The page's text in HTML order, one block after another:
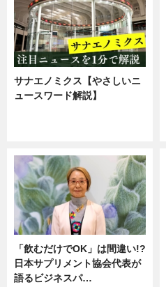
サナエノミクス【やさしいニ
ュースワード解説】
「飲むだけでOK」は間違い!?
日本サプリメント協会代表が
語るビジネスパ…